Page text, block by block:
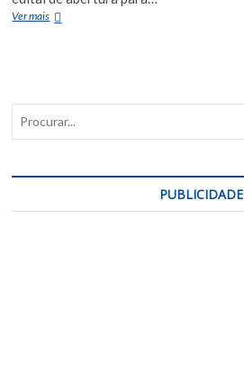
Ver maisTJ-
reserva
para
leigos
conciliadores
PUBLICIDADE